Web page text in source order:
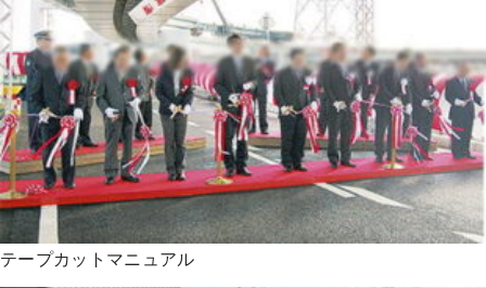
テープカットマニュアル